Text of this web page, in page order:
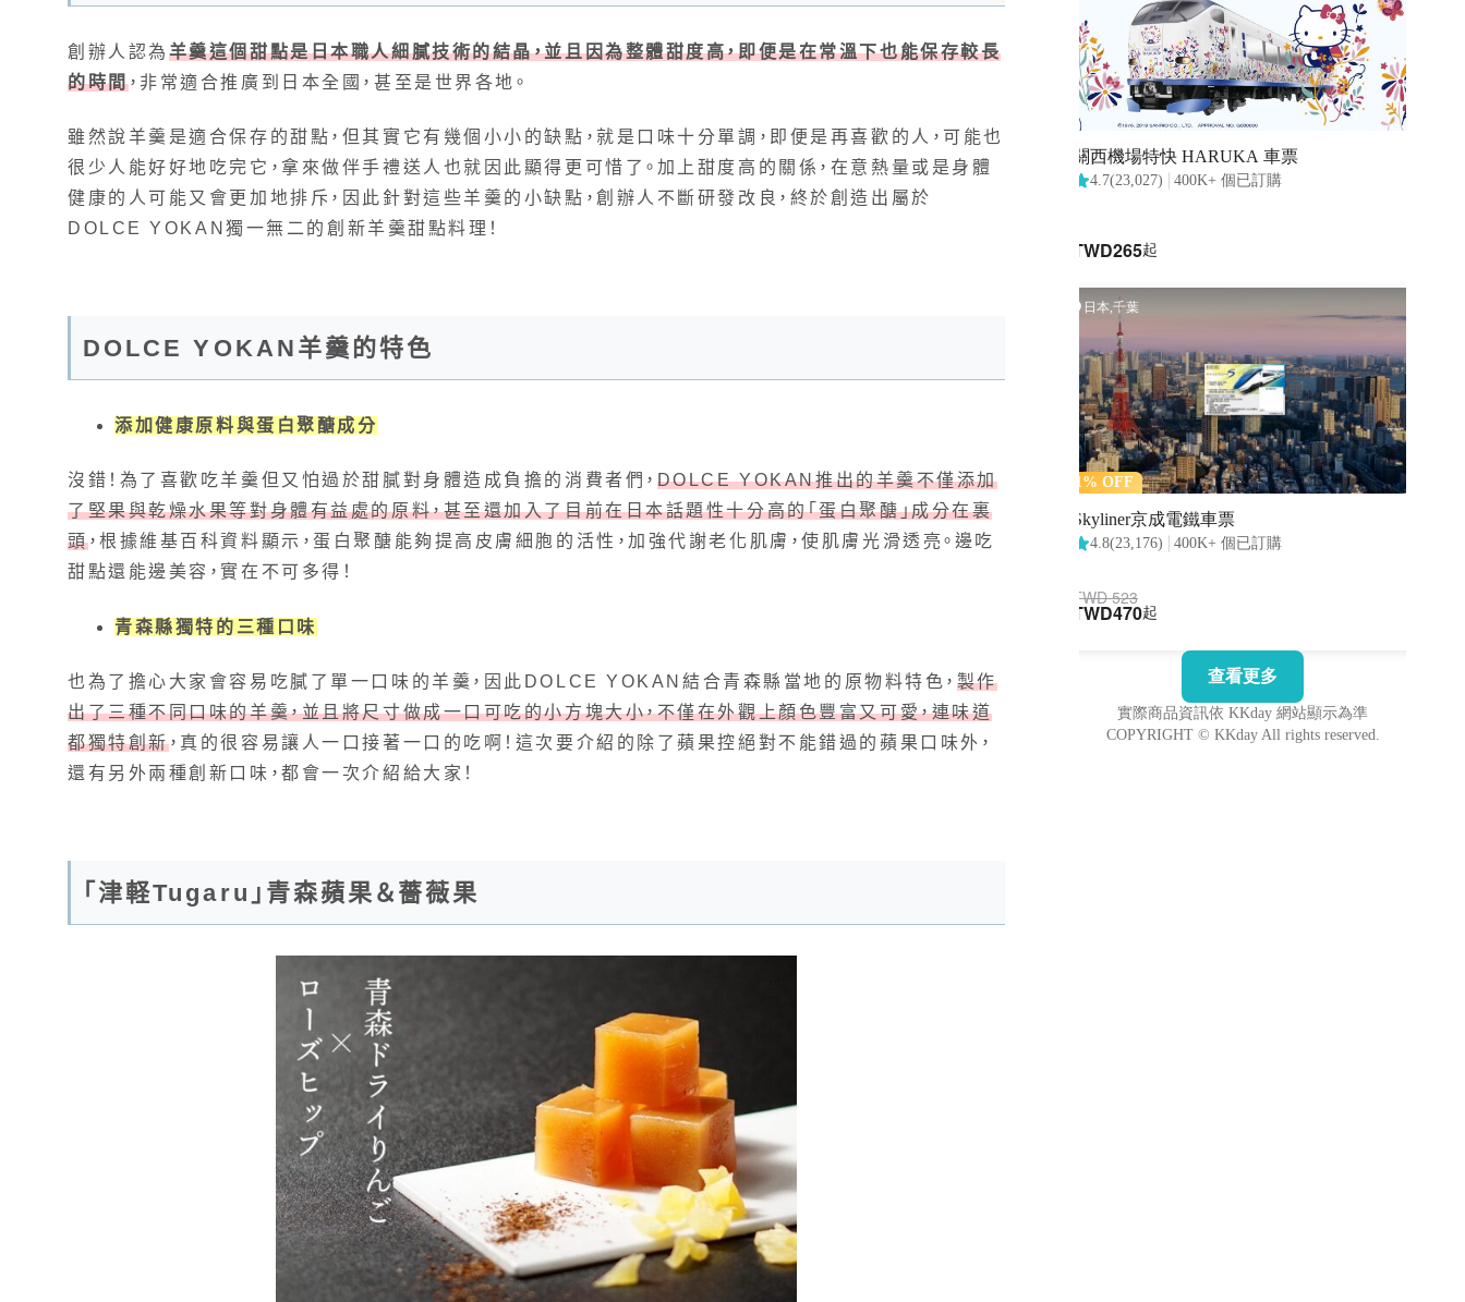
創辦人認為 羊羹這個甜點是日本職人細膩技術的結晶，並且因為整體甜度高，即便是在常溫下也能保存較長
的時間，非常適合推廣到日本全國，甚至是世界各地。
雖然說羊羹是適合保存的甜點，但其實它有幾個小小的缺點，就是口味十分單調，即便是再喜歡的人，可能也
很少人能好好地吃完它，拿來做伴手禮送人也就因此顯得更可惜了。加上甜度高的關係，在意熱量或是身體
健康的人可能又會更加地排斥，因此針對這些羊羹的小缺點，創辦人不斷研發改良，終於創造出屬於
DOLCE YOKAN獨一無二的創新羊羹甜點料理！
DOLCE YOKAN羊羹的特色
添加健康原料與蛋白聚醣成分
沒錯！為了喜歡吃羊羹但又怕過於甜膩對身體造成負擔的消費者們， DOLCE YOKAN推出的羊羹不僅添加
了堅果與乾燥水果等對身體有益處的原料，甚至還加入了目前在日本話題性十分高的「蛋白聚醣」成分在裏
頭，根據維基百科資料顯示，蛋白聚醣能夠提高皮膚細胞的活性，加強代謝老化肌膚，使肌膚光滑透亮。邊吃
甜點還能邊美容，實在不可多得！
青森縣獨特的三種口味
也為了擔心大家會容易吃膩了單一口味的羊羹，因此DOLCE YOKAN結合青森縣當地的原物料特色， 製作
出了三種不同口味的羊羹，並且將尺寸做成一口可吃的小方塊大小，不僅在外觀上顏色豐富又可愛，連味道
都獨特創新，真的很容易讓人一口接著一口的吃啊！這次要介紹的除了蘋果控絕對不能錯過的蘋果口味外，
還有另外兩種創新口味，都會一次介紹給大家！
「津軽Tugaru」青森蘋果＆薔薇果